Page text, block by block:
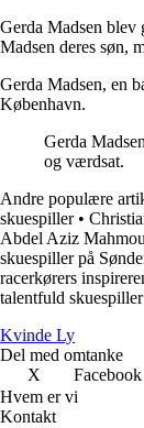
Gerda Madsen blev
Madsen deres søn,
Gerda Madsen, en
København.
Gerda
og værdsat.
Andre populære
skuespiller•
Abdel Aziz
skuespiller på
racerkørers
talentfuld
Kvinde Ly
Del med omtanke
X
Facebook
Hvem er vi
Kontakt